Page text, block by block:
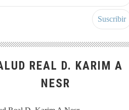
REAL D. KARIM A
NESR